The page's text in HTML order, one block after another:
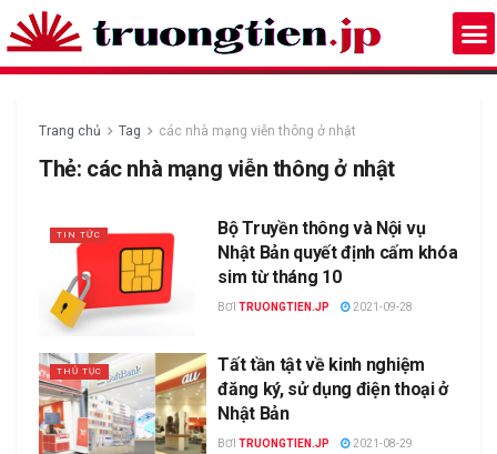
Trang chủ Tag các nhà mạng viễn thông ở nhật
Thẻ: các nhà mạng viễn thông ở nhật
TIN TỨC
Bộ Truyền thông và Nội vụ
Nhật Bản quyết định cấm khóa
sim từ tháng 10
BƠI TRUONGTIEN.JP 2021-09-28
THỦ TỤC
Tất tần tật về kinh nghiệm
đăng ký, sử dụng điện thoại ở
Nhật Bản
BƠI TRUONGTIEN.JP 2021-08-29